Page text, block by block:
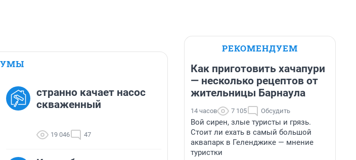
странно качает насос
скваженный
19 046 47
РЕКОМЕНДУЕМ
Как приготовить хачапури
— несколько рецептов от
жительницы Барнаула
14 часов 7 105 Обсудить
Вой сирен, злые туристы и грязь.
Стоит ли ехать в самый большой
аквапарк в Геленджике — мнение
туристки